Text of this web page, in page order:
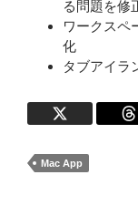
る問題を修
ワークスペ
化
タブアイラ
Mac App